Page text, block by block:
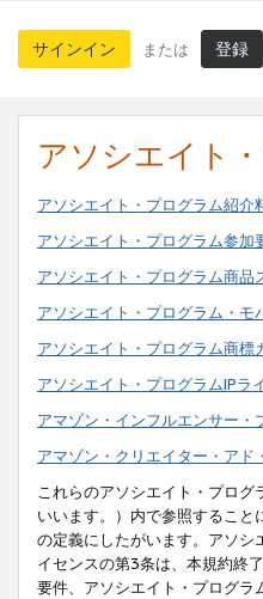
サインイン または 登録
アソシエイト
アソシエイト・プログラム紹介
アソシエイト・プログラム参加
アソシエイト・プログラム商品
アソシエイト・プログラム・モ
アソシエイト・プログラム商標
アソシエイト・プログラムIPラ
アマゾン・インフルエンサー・
アマゾン・クリエイター・アド
これらのアソシエイト・プログ
いいます。）内で参照するこ
の定義にしたがいます。アソシ
イセンスの第3条は、本規約終
要件、アソシエイト・プログラ